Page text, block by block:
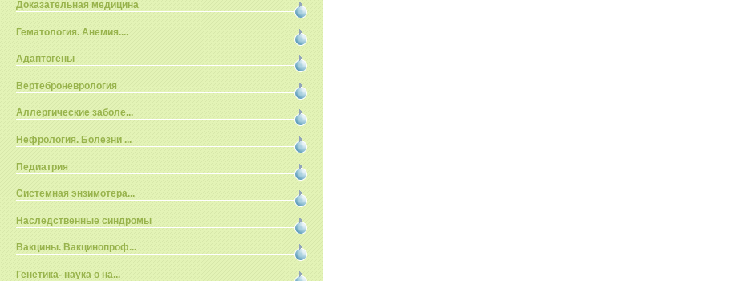
Доказательная медицина
Гематология. Анемия....
Адаптогены
Вертеброневрология
Аллергические заболе...
Нефрология. Болезни ...
Педиатрия
Системная энзимотера...
Наследственные синдромы
Вакцины. Вакцинопроф...
Генетика- наука о на...